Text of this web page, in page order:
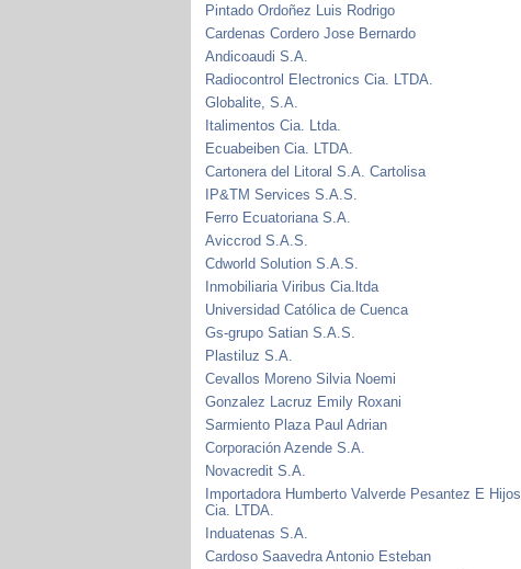
Pintado Ordoñez Luis Rodrigo
Cardenas Cordero Jose Bernardo
Andicoaudi S.A.
Radiocontrol Electronics Cia. LTDA.
Globalite, S.A.
Italimentos Cia. Ltda.
Ecuabeiben Cia. LTDA.
Cartonera del Litoral S.A. Cartolisa
IP&TM Services S.A.S.
Ferro Ecuatoriana S.A.
Aviccrod S.A.S.
Cdworld Solution S.A.S.
Inmobiliaria Viribus Cia.ltda
Universidad Católica de Cuenca
Gs-grupo Satian S.A.S.
Plastiluz S.A.
Cevallos Moreno Silvia Noemi
Gonzalez Lacruz Emily Roxani
Sarmiento Plaza Paul Adrian
Corporación Azende S.A.
Novacredit S.A.
Importadora Humberto Valverde Pesantez E Hijos
Cia. LTDA.
Induatenas S.A.
Cardoso Saavedra Antonio Esteban